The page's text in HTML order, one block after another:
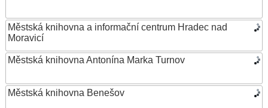
Městská knihovna a informační centrum Hradec nad
Moravicí
Městská knihovna Antonína Marka Turnov
Městská knihovna Benešov